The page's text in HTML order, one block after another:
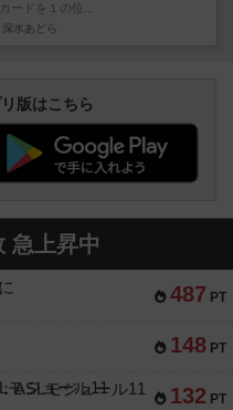
ードを１の位...
深水あどら
版はこちら
急上昇中
487 PT
148 PT
132 PT
ASLモジュール11